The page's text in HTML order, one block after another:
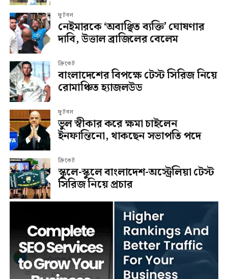
ফুটবল
নেইমারকে ‘অবাঞ্ছিত ব্যক্তি’ ঘোষণার
দাবি, উত্তাল ব্রাজিলের বেলেম
ক্রিকেট
বাংলাদেশের বিপক্ষে টেস্ট সিরিজ নিয়ে
রোমাঞ্চিত হ্যাজলউড
ফুটবল
ভুল স্বীকার করে ক্ষমা চাইলেন
ইনফান্তিনো, থাকছেন সভাপতি পদে
ক্রিকেট
স্কুলে-স্কুলে বাংলাদেশ-অস্ট্রেলিয়া টেস্ট
সিরিজ নিয়ে প্রচার